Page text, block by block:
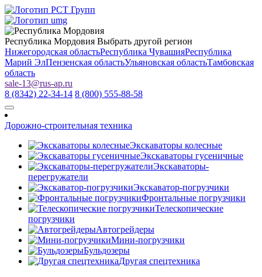
Республика Мордовия Выбрать другой регион
Нижегородская областьРеспублика ЧувашияРеспублика
Марий ЭлПензенская областьУльяновская областьТамбовская
область
sale-13@rus-ap.ru
8 (8342) 22-34-14 8 (800) 555-88-58
Дорожно-строительная техника
Экскаваторы колесные
Экскаваторы гусеничные
Экскаваторы-
перегружатели
Экскаватор-погрузчики
Фронтальные погрузчики
Телескопические
погрузчики
Автогрейдеры
Мини-погрузчики
Бульдозеры
Другая спецтехника